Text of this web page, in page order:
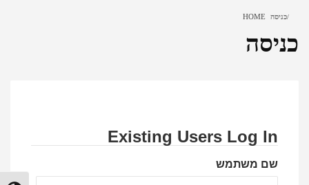
HOME כניסה
כניסה
Existing Users Log In
שם משתמש